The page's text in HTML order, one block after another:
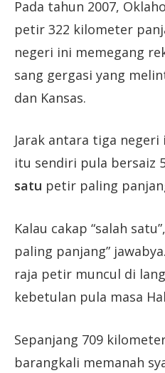
Pada tahun 2007,
petir 322 kilometer
negeri ini memegang
sang gergasi yang
dan Kansas.
Jarak antara tiga
itu sendiri pula bersaiz
satu petir paling
Kalau cakap “salah
paling panjang”
raja petir muncul di
kebetulan pula masa
Sepanjang 709
barangkali memanah